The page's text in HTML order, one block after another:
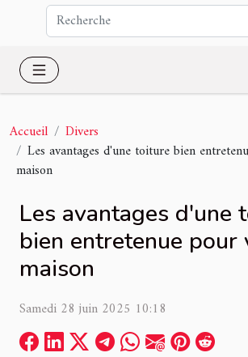
Accueil
Divers
Les avantages d'une toiture bien
maison
Les avantages d'une
bien entretenue pour
maison
Samedi 28 juin 2025 10:18